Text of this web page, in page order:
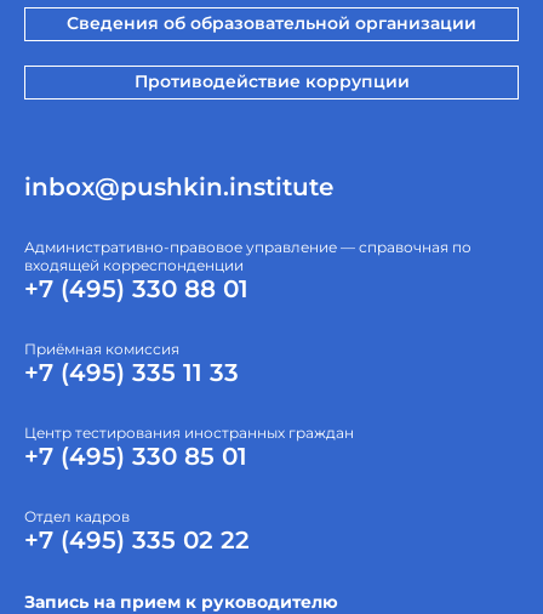
Сведения об образовательной организации
Противодействие коррупции
inbox@pushkin.institute
Административно-правовое управление — справочная по
входящей корреспонденции
+7 (495) 330 88 01
Приёмная комиссия
+7 (495) 335 11 33
Центр тестирования иностранных граждан
+7 (495) 330 85 01
Отдел кадров
+7 (495) 335 02 22
Запись на прием к руководителю